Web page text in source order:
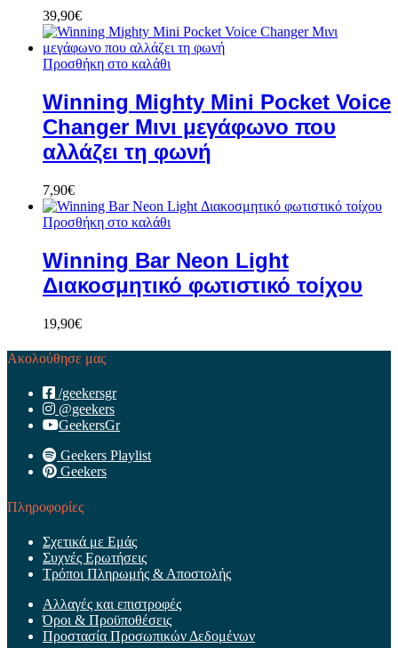
39,90€
Προσθήκη στο καλάθι
Winning Mighty Mini Pocket Voice
Changer Μινι μεγάφωνο που
αλλάζει τη φωνή
7,90€
Προσθήκη στο καλάθι
Winning Bar Neon Light
Διακοσμητικό φωτιστικό τοίχου
19,90€
Ακολούθησε μας
/geekersgr
@geekers
GeekersGr
Geekers Playlist
Geekers
Πληροφορίες
Σχετικά με Εμάς
Συχνές Ερωτήσεις
Τρόποι Πληρωμής & Αποστολής
Αλλαγές και επιστροφές
Όροι & Προϋποθέσεις
Προστασία Προσωπικών Δεδομένων